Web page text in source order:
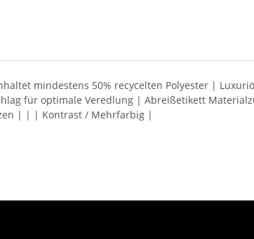
mindestens 50% recycelten Polyester |
für optimale Veredlung | Abreißetikett
| | | Kontrast / Mehrfarbig |